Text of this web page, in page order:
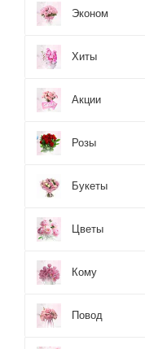
Эконом
Хиты
Акции
Розы
Букеты
Цветы
Кому
Повод